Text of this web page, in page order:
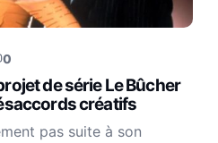
0
de série Le Bûcher
créatifs
pas suite à son